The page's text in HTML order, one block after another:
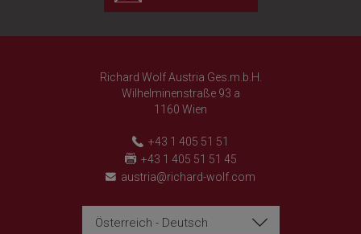
Richard Wolf Austria Ges.m.b.H.
Wilhelminenstraße 93 a
1160 Wien
+43 1 405 51 51
+43 1 405 51 51 45
austria@richard-wolf.com
Österreich - Deutsch